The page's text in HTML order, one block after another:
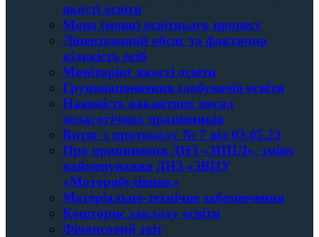
якості освіти
Мова (мови) освітнього процесу
Ліцензований обсяг та фактична
кількість осіб
Моніторінг якості освіти
Групонаповнення здобувачів освіти
Наявність вакантних посад
педагогічних працівників
Витяг з протоколу № 7 від 03.05.23
Про припинення ДНЗ «ЗППЛ», зміну
найменування ДНЗ «ЗВПУ
«Моторобудівник»
Матеріально-технічне забезпечення
Кошторис закладу освiти
Фінансовий звіт